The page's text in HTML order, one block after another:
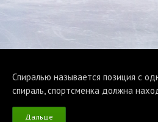
Спиралью называется позиция с
спираль, спортсменка должна
Дальше